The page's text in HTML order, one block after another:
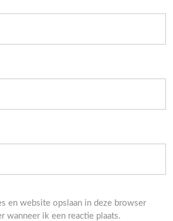
en website opslaan in deze browser
wanneer ik een reactie plaats.